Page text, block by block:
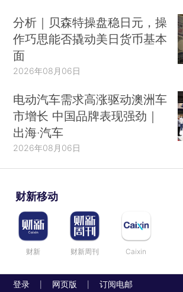
分析｜贝森特操盘稳日元，操
作巧思能否撬动美日货币基本
面
2026年08月06日
电动汽车需求高涨驱动澳洲车
市增长 中国品牌表现强劲｜
出海·汽车
2026年08月06日
财新移动
财新 财新周刊 Caixin
登录 网页版 订阅电邮